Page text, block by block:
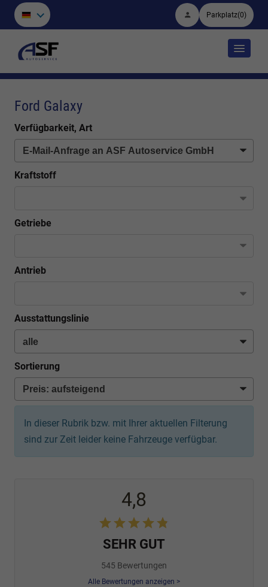
Parkplatz(0)
Ford Galaxy
Verfügbarkeit, Art
Kraftstoff
Getriebe
Antrieb
Ausstattungslinie
Sortierung
In dieser Rubrik bzw. mit Ihrer aktuellen Filterung
sind zur Zeit leider keine Fahrzeuge verfügbar.
4,8
SEHR GUT
545 Bewertungen
Alle Bewertungen anzeigen >